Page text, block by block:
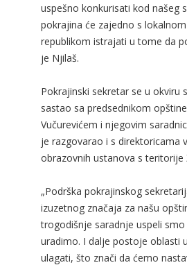
uspešno konkurisati kod našeg
pokrajina će zajedno s
republikom istrajati u tome da
je Njilaš.
Pokrajinski sekretar se u okviru
sastao sa predsednikom
Vučurevićem i njegovim
je razgovarao i s direktoricama
obrazovnih ustanova s teritorije
„Podrška pokrajinskog
izuzetnog značaja za našu
trogodišnje saradnje uspeli
uradimo. I dalje postoje oblasti
ulagati, što znači da ćemo